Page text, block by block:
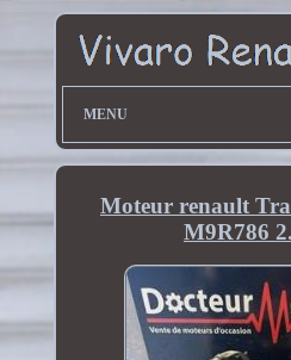
MENU
Moteur renault
M9R786